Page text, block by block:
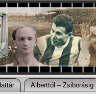
Alberttól – Zsiborásig